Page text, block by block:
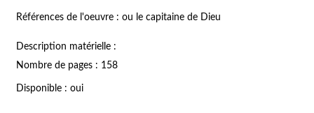
Références de l'oeuvre : ou le capitaine de Dieu
Description matérielle :
Nombre de pages : 158
Disponible : oui